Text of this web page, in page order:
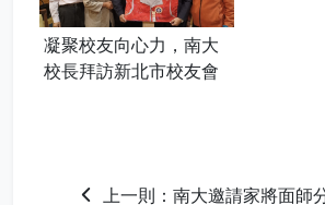
凝聚校友向心力，南大
校長拜訪新北市校友會
上一則：南大邀請家將面師